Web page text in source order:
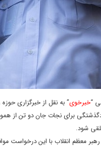
“خبرخوی” به نقل از خبرگزاری
برای نجات جان دو تن
شود.
معظم انقلاب با این درخواست